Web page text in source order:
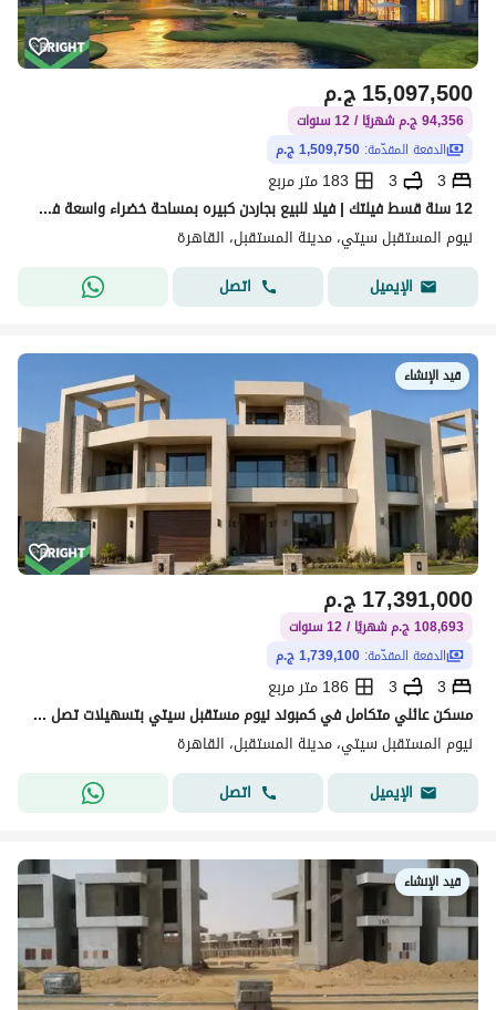
ج.م15,097,500
94,356 ج.م شهريًا / 12 سنوات
الدفعة المقدّمة: 1,509,750 ج.م
3
3
183 متر مربع
12 سنة قسط فيلتك | فيلا للبيع بجاردن كبيره بمساحة خضراء واسعة في مشروع نيوم مستقبل سيتي
نيوم المستقبل سيتي، مدينة المستقبل، القاهرة
الإيميل
اتصل
قيد الإنشاء
ج.م17,391,000
108,693 ج.م شهريًا / 12 سنوات
الدفعة المقدّمة: 1,739,100 ج.م
3
3
186 متر مربع
مسكن عائلي متكامل في كمبوند نيوم مستقبل سيتي بتسهيلات تصل الي 12 سنة
نيوم المستقبل سيتي، مدينة المستقبل، القاهرة
الإيميل
اتصل
قيد الإنشاء